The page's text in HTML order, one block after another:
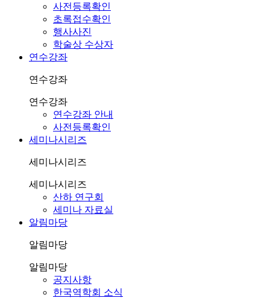
사전등록확인
초록접수확인
행사사진
학술상 수상자
연수강좌
연수강좌
연수강좌
연수강좌 안내
사전등록확인
세미나시리즈
세미나시리즈
세미나시리즈
산하 연구회
세미나 자료실
알림마당
알림마당
알림마당
공지사항
한국역학회 소식